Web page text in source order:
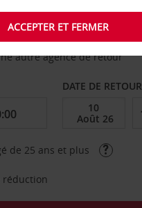
autre agence de retour
DATE DE RETOUR
de 25 ans et plus
réduction
ACCEPTER ET FERMER